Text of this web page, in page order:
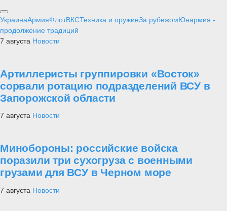
УкраинаАрмияФлотВКСТехника и оружиеЗа рубежомЮнармия -
продолжение традиций
7 августа Новости
Артиллеристы группировки «Восток»
сорвали ротацию подразделений ВСУ в
Запорожской области
7 августа Новости
Минобороны: российские войска
поразили три сухогруза с военными
грузами для ВСУ в Черном море
7 августа Новости